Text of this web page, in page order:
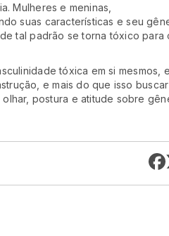
Mulheres e meninas,
suas características e seu
tal padrão se torna tóxico para
tóxica em si mesmos,
e mais do que isso buscar
postura e atitude sobre